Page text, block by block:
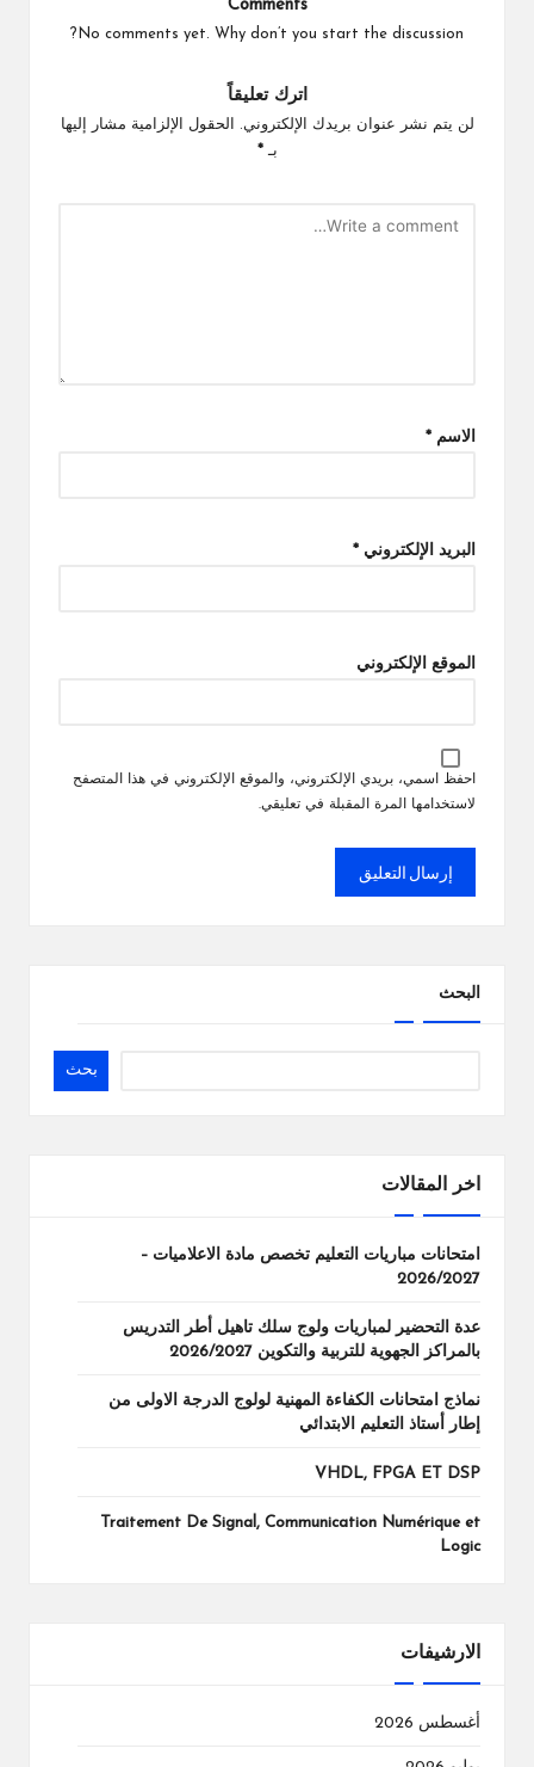
Comments
No comments yet. Why don’t you start the discussion?
اترك تعليقاً
لن يتم نشر عنوان بريدك الإلكتروني.
الحقول الإلزامية مشار إليها
بـ*
الاسم *
البريد الإلكتروني *
الموقع الإلكتروني
احفظ اسمي، بريدي الإلكتروني، والموقع الإلكتروني في هذا المتصفح
لاستخدامها المرة المقبلة في تعليقي.
البحث
بحث
اخر المقالات
امتحانات مباريات التعليم تخصص مادة الاعلاميات –
2026/2027
عدة التحضير لمباريات ولوج سلك تاهيل أطر التدريس
بالمراكز الجهوية للتربية والتكوين 2026/2027
نماذج امتحانات الكفاءة المهنية لولوج الدرجة الاولى من
إطار أستاذ التعليم الابتدائي
VHDL, FPGA ET DSP
Traitement De Signal, Communication Numérique et
Logic
الارشيفات
أغسطس 2026